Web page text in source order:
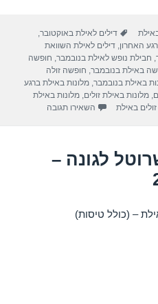
gr
a
m
e
תגיות
דילים לאילת באוקטובר
האחרון ,דילים לאילת השוואת
חבילת נופש לאילת בנובמבר חופשה
באילת בנובמבר חופשה זולה
באילת בנובמבר ,מלונות באילת ברגע
,מלונות באילת זולים ,מלונות באילת
באילת השאירו תגובה
לגונה –
– (כולל טיסות)